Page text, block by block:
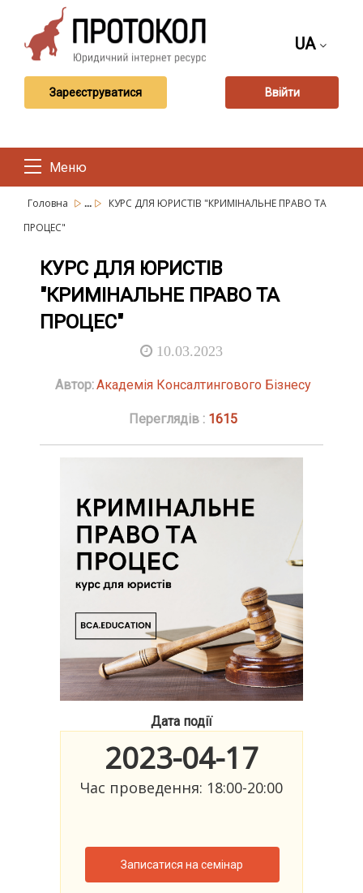
UA
Зареєструватися Ввійти
Меню
Головна ...
КУРС ДЛЯ ЮРИСТІВ "КРИМІНАЛЬНЕ ПРАВО ТА
ПРОЦЕС"
КУРС ДЛЯ ЮРИСТІВ
"КРИМІНАЛЬНЕ ПРАВО ТА
ПРОЦЕС"
10.03.2023
Автор:Академія Консалтингового Бізнесу
Переглядів : 1615
Дата події
2023-04-17
Час проведення: 18:00-20:00
Записатися на семінар